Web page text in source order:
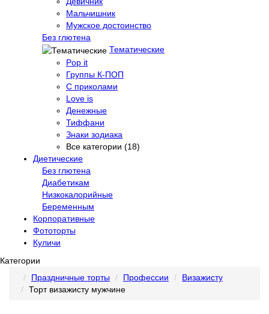
Мальчишник
Мужское достоинство
Без глютена
Тематические
Pop it
Группы К-ПОП
С приколами
Love is
Денежные
Тиффани
Знаки зодиака
Все категории (18)
Диетические
Без глютена
Диабетикам
Низкокалорийные
Беременным
Корпоративные
Фототорты
Куличи
Категории
Праздничные торты
Профессии
Визажисту
Торт визажисту мужчине